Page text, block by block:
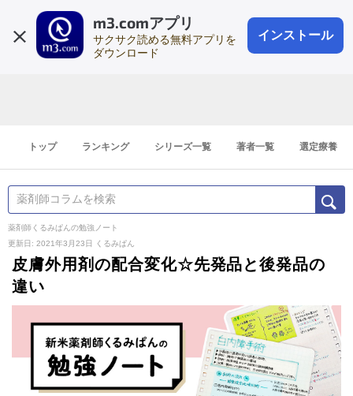
m3.comアプリ
サクサク読める無料アプリを
ダウンロード
インストール
会員登録
登録1分
トップ ランキング シリーズ一覧 著者一覧 選定療養
薬剤師くるみぱんの勉強ノート
更新日: 2021年3月23日
くるみぱん
皮膚外用剤の配合変化☆先発品と後発品の
違い